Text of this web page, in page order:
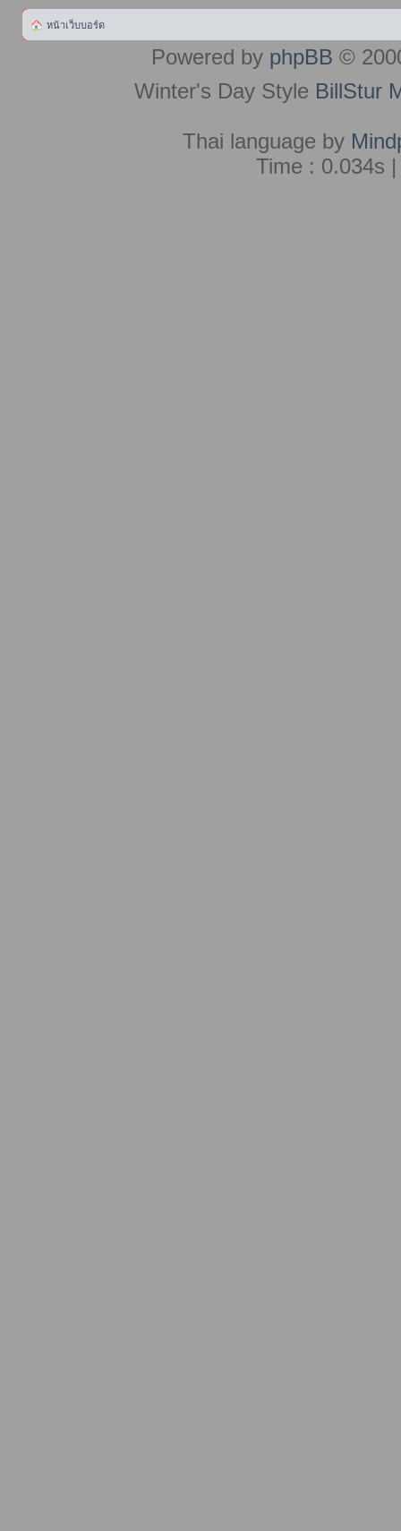
หน้าเว็บบอร์ด
Powered by phpBB ©
Winter's Day Style BillStur
Thai language by
Time : 0.034s